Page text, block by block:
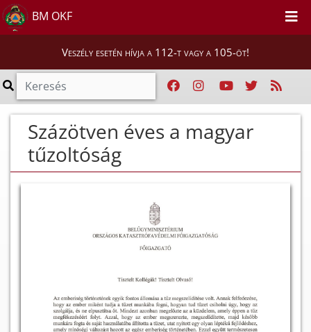
BM OKF
Veszély esetén hívja a 112-t vagy a 105-öt!
Százötven éves a magyar
tűzoltóság